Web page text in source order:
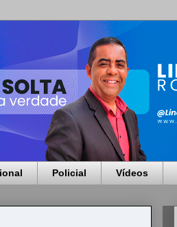
Policial Vídeos